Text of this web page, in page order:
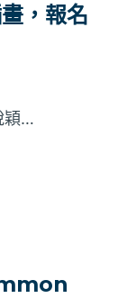
，報名
穎…